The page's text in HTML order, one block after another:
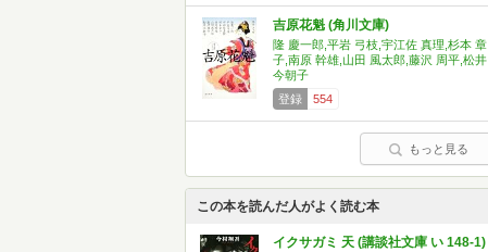
吉原花魁 (角川文庫)
隆 慶一郎,平岩 弓枝,宇江佐 真理,杉本 章
子,南原 幹雄,山田 風太郎,藤沢 周平,松井
今朝子
登録
554
もっと見る
この本を読んだ人がよく読む本
イクサガミ 天 (講談社文庫 い 148-1)